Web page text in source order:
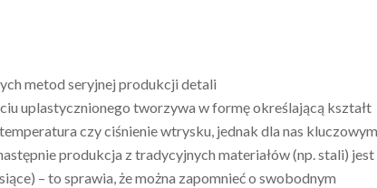
metod seryjnej produkcji detali
uplastycznionego tworzywa w formę określającą kształt
czy ciśnienie wtrysku, jednak dla nas kluczowym
produkcja z tradycyjnych materiałów (np. stali) jest
– to sprawia, że można zapomnieć o swobodnym